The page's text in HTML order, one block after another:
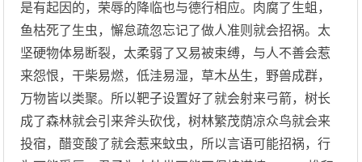
是有起因的，荣辱的降临也与德行相应。肉腐了生蛆，
鱼枯死了生虫，懈怠疏忽忘记了做人准则就会招祸。太
坚硬物体易断裂，太柔弱了又易被束缚，与人不善会惹
来怨恨，干柴易燃，低洼易湿，草木丛生，野兽成群，
万物皆以类聚。所以靶子设置好了就会射来弓箭，树长
成了森林就会引来斧头砍伐，树林繁茂荫凉众鸟就会来
投宿，醋变酸了就会惹来蚊虫，所以言语可能招祸，行